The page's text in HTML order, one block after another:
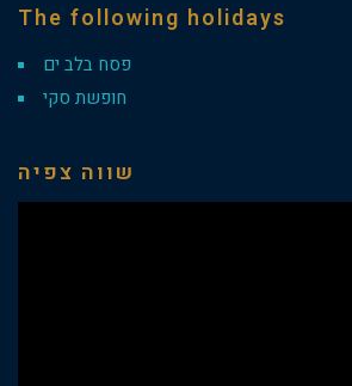
The following holidays
פסח בלב ים
חופשת סקי
שווה צפיה